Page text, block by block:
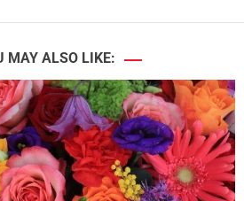
MAY ALSO LIKE: